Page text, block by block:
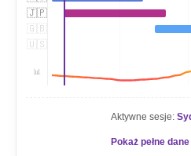
🇯🇵
🇬🇧
🇺🇸
📊
Aktywne sesje:
Pokaż pełne